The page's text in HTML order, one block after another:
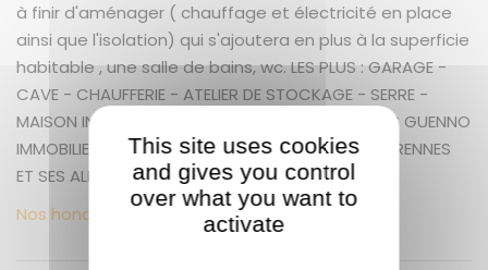
à finir d'aménager ( chauffage et électricité en place
ainsi que l'isolation) qui s'ajoutera en plus à la superficie
habitable , une salle de bains, wc. LES PLUS : GARAGE -
CAVE - CHAUFFERIE - ATELIER DE STOCKAGE - SERRE -
MAISON INDIVIDUELLE - PROCHE DES COMMODITES GUENNO
IMMOBILIER LE PLUS GRAND CHOOIX DE BIENS SUR RENNES
ET SES ALENTOURS
Nos honoraires
This site uses cookies
and gives you control
over what you want to
activate